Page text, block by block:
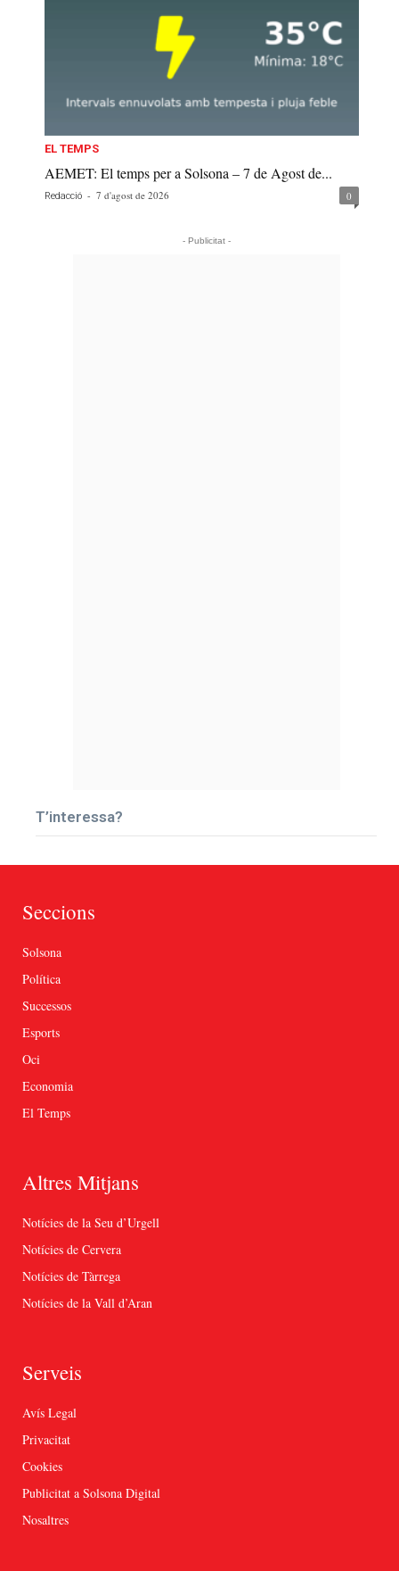
EL TEMPS
AEMET: El temps per a Solsona – 7 de Agost de...
Redacció - 7 d'agost de 2026 0
- Publicitat -
T’interessa?
Seccions
Solsona
Política
Successos
Esports
Oci
Economia
El Temps
Altres Mitjans
Notícies de la Seu d’Urgell
Notícies de Cervera
Notícies de Tàrrega
Notícies de la Vall d’Aran
Serveis
Avís Legal
Privacitat
Cookies
Publicitat a Solsona Digital
Nosaltres